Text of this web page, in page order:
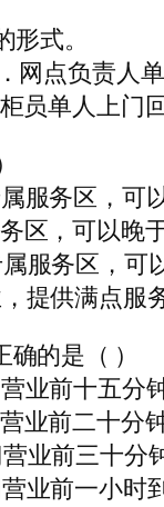
式。
网点负责人
员单人上门
服务区，可
区，可以晚
服务区，可
提供满点服务
的是（ ）
业前十五分
业前二十分
业前三十分
业前一小时